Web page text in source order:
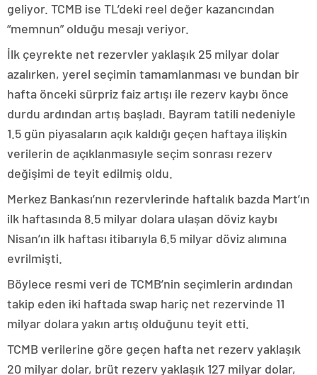
geliyor. TCMB ise TL’deki reel değer kazancından
“memnun” olduğu mesajı veriyor.
İlk çeyrekte net rezervler yaklaşık 25 milyar dolar
azalırken, yerel seçimin tamamlanması ve bundan bir
hafta önceki sürpriz faiz artışı ile rezerv kaybı önce
durdu ardından artış başladı. Bayram tatili nedeniyle
1.5 gün piyasaların açık kaldığı geçen haftaya ilişkin
verilerin de açıklanmasıyle seçim sonrası rezerv
değişimi de teyit edilmiş oldu.
Merkez Bankası’nın rezervlerinde haftalık bazda Mart’ın
ilk haftasında 8.5 milyar dolara ulaşan döviz kaybı
Nisan’ın ilk haftası itibarıyla 6.5 milyar döviz alımına
evrilmişti.
Böylece resmi veri de TCMB’nin seçimlerin ardından
takip eden iki haftada swap hariç net rezervinde 11
milyar dolara yakın artış olduğunu teyit etti.
TCMB verilerine göre geçen hafta net rezerv yaklaşık
20 milyar dolar, brüt rezerv yaklaşık 127 milyar dolar,